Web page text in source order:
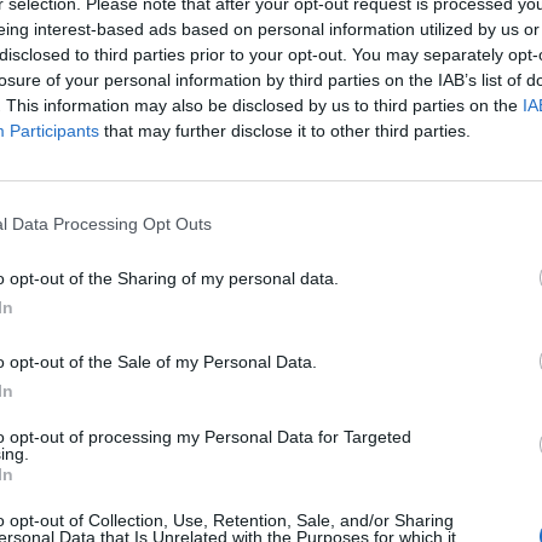
interest-based ads based on personal information utilized by us
to third parties prior to your opt-out. You may separately
of your personal information by third parties on the IAB’s list of
This information may also be disclosed by us to third parties on the
Participants that may further disclose it to other third parties.
Data Processing Opt Outs
opt-out of the Sharing of my personal data.
opt-out of the Sale of my Personal Data.
opt-out of processing my Personal Data for Targeted
opt-out of Collection, Use, Retention, Sale, and/or Sharing
Data that Is Unrelated with the Purposes for which it
Comment fonctionnerait ce vaccin ?
cancer est dans nos cordes»
avec les Américains de Pfizer pour les vaccins à ARN
parallèle sur un
ou du moins pour
1.3k
4
1.2k
de